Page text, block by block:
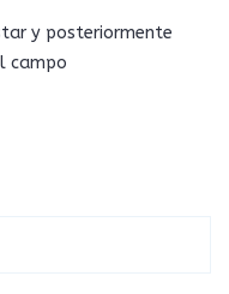
y posteriormente
campo